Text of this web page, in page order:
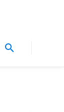
search